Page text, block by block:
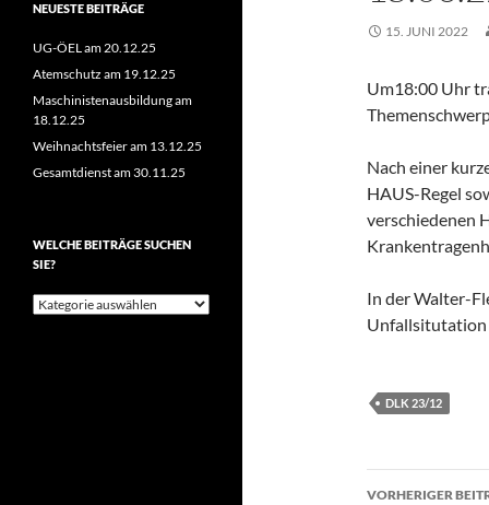
15. JUNI 2022
Um18:00 Uhr
Nach einer
HAUS-Regel
verschiedenen
In der Walter-
Unfallsitutation
DLK 23/12
VORHERIGER
NEUESTE BEITRÄGE
UG-ÖEL am 20.12.25
Atemschutz am 19.12.25
Maschinistenausbildung am
18.12.25
Weihnachtsfeier am 13.12.25
Gesamtdienst am 30.11.25
WELCHE BEITRÄGE SUCHEN
SIE?
Welche